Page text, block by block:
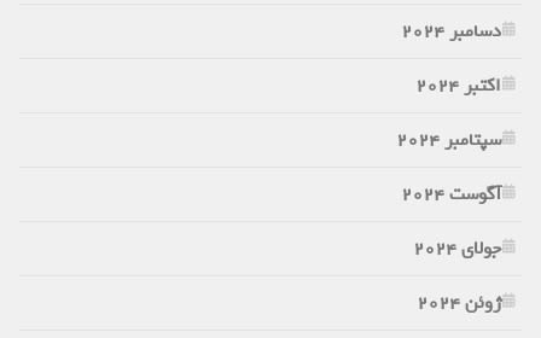
دسامبر 2024
اکتبر 2024
سپتامبر 2024
آگوست 2024
جولای 2024
ژوئن 2024